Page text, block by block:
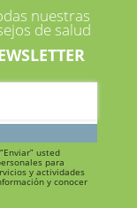
nuestras
de salud
usted
para
y actividades
y conocer